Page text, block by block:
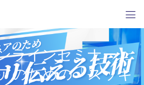
ラインセミナー】
のための「スッキ